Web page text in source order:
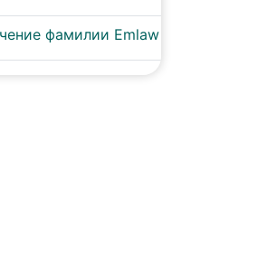
фамилии Emlaw